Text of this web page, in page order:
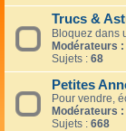
Trucs &
Bloquez dans
Modérateurs :
Sujets : 68
Petites
Pour vendre,
Modérateurs :
Sujets : 668